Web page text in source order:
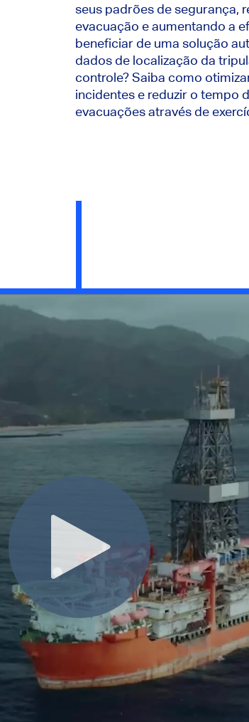
seus padrões de segurança,
evacuação e aumentando a
beneficiar de uma solução
dados de localização da
controle? Saiba como
incidentes e reduzir o tempo
evacuações através de